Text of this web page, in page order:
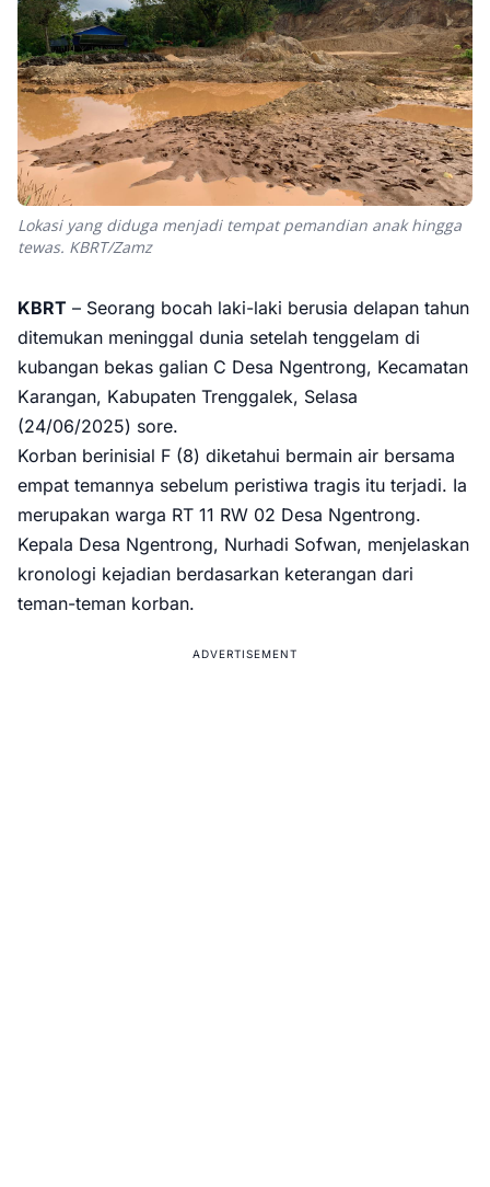
Lokasi yang diduga menjadi tempat pemandian anak hingga
tewas. KBRT/Zamz
KBRT – Seorang bocah laki-laki berusia delapan tahun
ditemukan meninggal dunia setelah tenggelam di
kubangan bekas galian C Desa Ngentrong, Kecamatan
Karangan, Kabupaten Trenggalek, Selasa
(24/06/2025) sore.
Korban berinisial F (8) diketahui bermain air bersama
empat temannya sebelum peristiwa tragis itu terjadi. Ia
merupakan warga RT 11 RW 02 Desa Ngentrong.
Kepala Desa Ngentrong, Nurhadi Sofwan, menjelaskan
kronologi kejadian berdasarkan keterangan dari
teman-teman korban.
ADVERTISEMENT